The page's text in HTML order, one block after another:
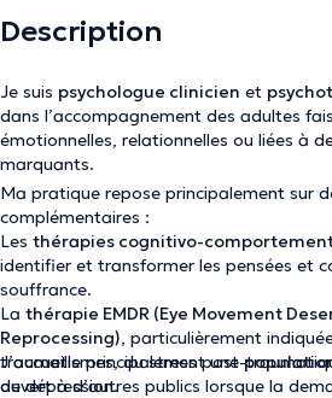
Description
Je suis psychologue clinicien et
dans l’accompagnement des adultes
émotionnelles, relationnelles ou liées à
marquants.
Ma pratique repose principalement sur
complémentaires :
Les thérapies cognitivo-
identifier et transformer les pensées et
souffrance.
La thérapie EMDR (Eye Movement
Reprocessing), particulièrement
traumatismes, du stress post-
de dépression.
J’accueille principalement une
ouvert à d’autres publics lorsque la